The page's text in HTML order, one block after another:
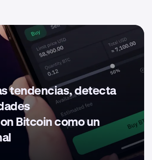
tendencias, detecta
Bitcoin como un